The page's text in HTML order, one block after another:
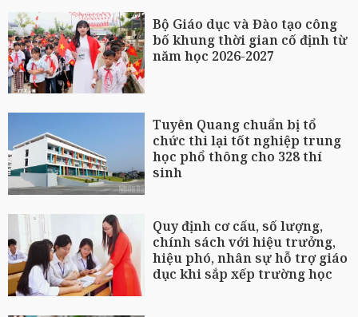
Bộ Giáo dục và Đào tạo công
bố khung thời gian cố định từ
năm học 2026-2027
Tuyên Quang chuẩn bị tổ
chức thi lại tốt nghiệp trung
học phổ thông cho 328 thí
sinh
Quy định cơ cấu, số lượng,
chính sách với hiệu trưởng,
hiệu phó, nhân sự hỗ trợ giáo
dục khi sắp xếp trường học